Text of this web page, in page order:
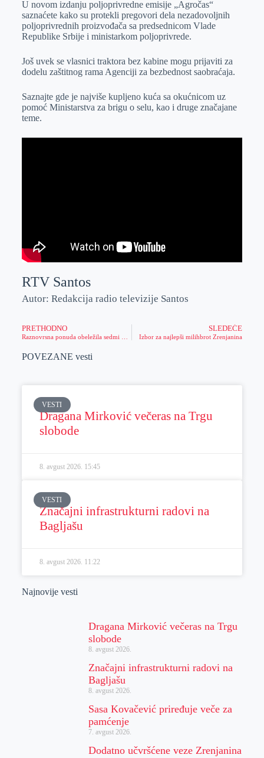
r
n
A
p
i
l
U novom izdanju poljoprivredne emisije „Agročas“
saznaćete kako su protekli pregovori dela nezadovoljnih
poljoprivrednih proizvođača sa predsednicom Vlade
Republike Srbije i ministarkom poljoprivrede.
Još uvek se vlasnici traktora bez kabine mogu prijaviti za
dodelu zaštitnog rama Agenciji za bezbednost saobraćaja.
Saznajte gde je najviše kupljeno kuća sa okućnicom uz
pomoć Ministarstva za brigu o selu, kao i druge značajane
teme.
RTV Santos
Autor: Redakcija radio televizije Santos
PRETHODNO SLEDEĆE
Izbor za najlepši milihbrot Zrenjanina
POVEZANE vesti
VESTI
Dragana Mirković večeras na Trgu
slobode
8. avgust 2026. 15:45
VESTI
Značajni infrastrukturni radovi na
Bagljašu
8. avgust 2026. 11:22
Najnovije vesti
Dragana Mirković večeras na Trgu
slobode
8. avgust 2026.
Značajni infrastrukturni radovi na
Bagljašu
8. avgust 2026.
Sasa Kovačević priređuje veče za
pamćenje
7. avgust 2026.
Dodatno učvršćene veze Zrenjanina